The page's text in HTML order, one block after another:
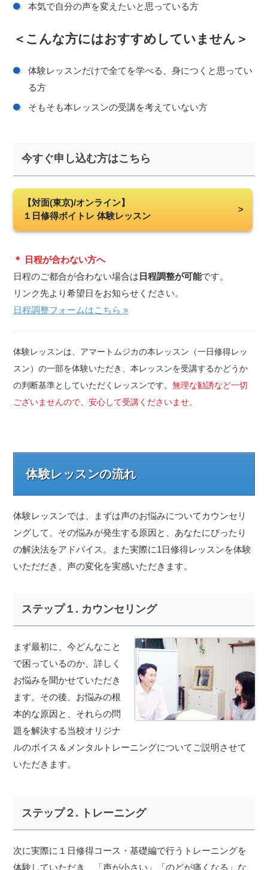
本気で自分の声を変えたいと思っている方
＜こんな方にはおすすめしていません＞
体験レッスンだけで全てを学べる、身につくと思ってい
る方
そもそも本レッスンの受講を考えていない方
今すぐ申し込む方はこちら
【対面(東京)/オンライン】
１日修得ボイトレ 体験レッスン
＊ 日程が合わない方へ
日程のご都合が合わない場合は 日程調整が可能です。
リンク先より希望日をお知らせください。
日程調整フォームはこちら »
体験レッスンは、アマートムジカの本レッスン（一日修得レッ
スン）の一部を体験いただき、本レッスンを受講するかどうか
の判断基準としていただくレッスンです。無理な勧誘など一切
ございませんので、安心して受講くださいませ。
体験レッスンの流れ
体験レッスンでは、まずは声のお悩みについてカウンセリ
ングして、その悩みが発生する原因と、あなたにぴったり
の解決法をアドバイス。また実際に1日修得レッスンを体験
いただだき、声の変化を実感いただきます。
ステップ１. カウンセリング
まず最初に、今どんなこと
で困っているのか、詳しく
お悩みを聞かせていただき
ます。その後、お悩みの根
本的な原因と、それらの問
題を解決する当校オリジナ
ルのボイス＆メンタルトレーニングについてご説明させて
いただきます。
ステップ２. トレーニング
次に実際に１日修得コース・基礎編で行うトレーニングを
体験していただき、「声が小さい」「のどが痛くなる」な